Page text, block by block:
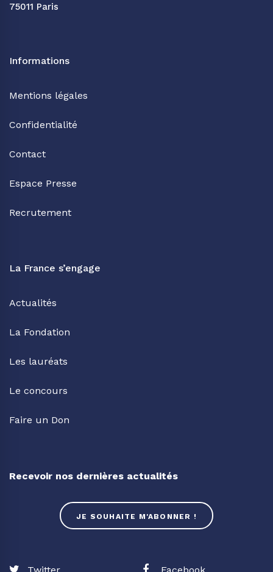
75011 Paris
Informations
Mentions légales
Confidentialité
Contact
Espace Presse
Recrutement
La France s’engage
Actualités
La Fondation
Les lauréats
Le concours
Faire un Don
Recevoir nos dernières actualités
JE SOUHAITE M'ABONNER !